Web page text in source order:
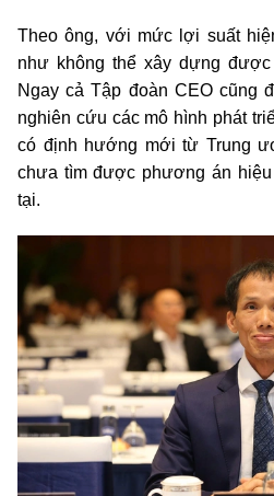
Theo ông, với mức lợi suất
như không thể xây dựng
Ngay cả Tập đoàn CEO cũng
nghiên cứu các mô hình phát
có định hướng mới từ Trung
chưa tìm được phương án
tại.